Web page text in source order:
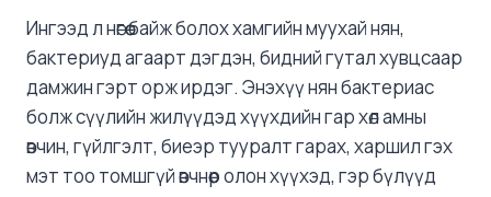
Ингээд л нөгөө байж болох хамгийн муухай нян,
бактериуд агаарт дэгдэн, бидний гутал хувцсаар
дамжин гэрт орж ирдэг. Энэхүү нян бактериас
болж сүүлийн жилүүдэд хүүхдийн гар хөл амны
өвчин, гүйлгэлт, биеэр тууралт гарах, харшил гэх
мэт тоо томшгүй өвчнөөр олон хүүхэд, гэр бүлүүд